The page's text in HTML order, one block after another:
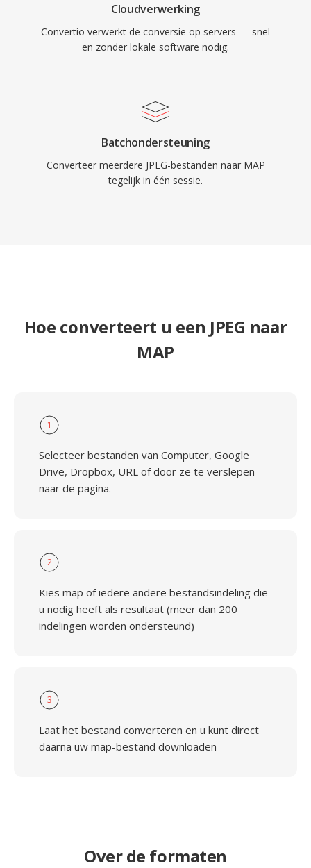
Cloudverwerking
Convertio verwerkt de conversie op servers — snel
en zonder lokale software nodig.
Batchondersteuning
Converteer meerdere JPEG-bestanden naar MAP
tegelijk in één sessie.
Hoe converteert u een JPEG naar
MAP
1
Selecteer bestanden van Computer, Google
Drive, Dropbox, URL of door ze te verslepen
naar de pagina.
2
Kies map of iedere andere bestandsindeling die
u nodig heeft als resultaat (meer dan 200
indelingen worden ondersteund)
3
Laat het bestand converteren en u kunt direct
daarna uw map-bestand downloaden
Over de formaten